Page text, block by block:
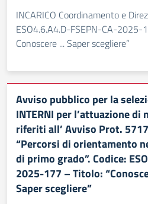
INCARICO Coordinamento e
ESO4.6.A4.D-FSEPN-CA-2025-
Conoscere ... Saper scegliere”
Avviso pubblico per la
INTERNI per l’attuazione
riferiti all’ Avviso Prot.
“Percorsi di orientamento
di primo grado”. Codice:
2025-177 – Titolo:
Saper scegliere”